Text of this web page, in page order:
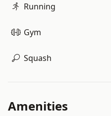
Running
Gym
Squash
Amenities